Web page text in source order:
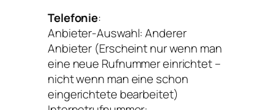
Telefonie:
Anbieter-Auswahl: Anderer
Anbieter (Erscheint nur wenn man
eine neue Rufnummer einrichtet –
nicht wenn man eine schon
eingerichtete bearbeitet)